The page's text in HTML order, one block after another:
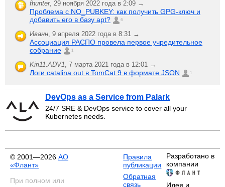
fhunter, 29 ноября 2022 года в 2:09 →
Проблема с NO_PUBKEY: как получить GPG-ключ и
добавить его в базу apt?
6
Иванн, 9 апреля 2022 года в 8:31 →
Ассоциация РАСПО провела первое учредительное
собрание
1
Kiri11.ADV1, 7 марта 2021 года в 12:01 →
Логи catalina.out в TomCat 9 в формате JSON 1
DevOps as a Service from Palark
24/7 SRE & DevOps service to cover all your
Kubernetes needs.
© 2001—2026 АО
«Флант»
При полном или
Правила
публикации
Обратная
связь
Разработано в
компании
Идея и